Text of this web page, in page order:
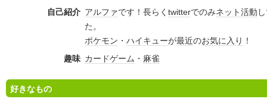
自己紹介 アルファです！長らく twitterでのみネット活動
た。
ポケモン ・ ハイキューが最近のお気に入り ！
趣味 カードゲーム ・ 麻雀
好きなもの